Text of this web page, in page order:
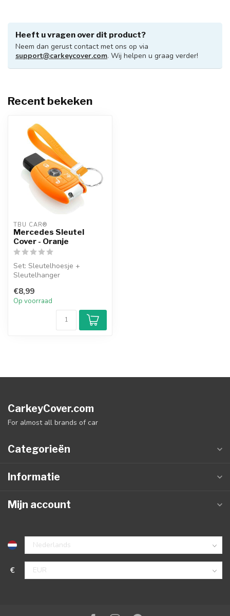
Heeft u vragen over dit product?
Neem dan gerust contact met ons op via
support@carkeycover.com. Wij helpen u graag verder!
Recent bekeken
TBU CAR®
Mercedes Sleutel
Cover - Oranje
Set: Sleutelhoesje +
Sleutelhanger
€8,99
Op voorraad
CarkeyCover.com
For almost all brands of car
Categorieën
Informatie
Mijn account
€